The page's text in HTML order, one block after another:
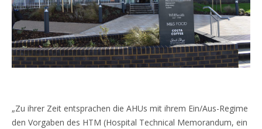
„Zu ihrer Zeit entsprachen die AHUs mit ihrem Ein/Aus-Regime
den Vorgaben des HTM (Hospital Technical Memorandum, ein